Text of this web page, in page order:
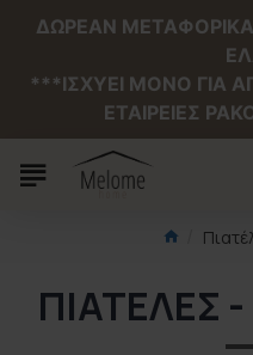
ΔΩΡΕΑΝ
***ΙΣΧΥΕΙ MONO ΓΙΑ
ΕΤΑΙΡΕΙΕΣ
ΠΙΑΤΈΛΕΣ